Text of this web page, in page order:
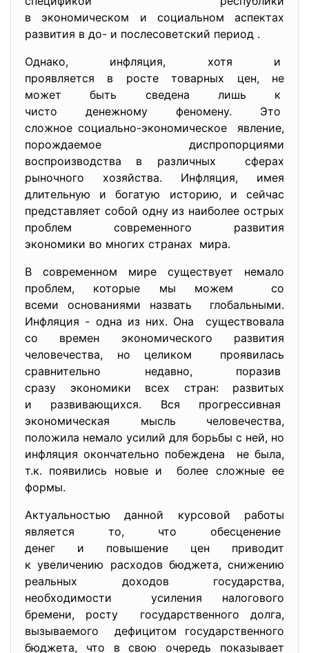
в экономическом и социальном аспектах
развития в до- и послесоветский период .
Однако, инфляция, хотя и
проявляется в росте товарных цен, не
может быть сведена лишь к
чисто денежному феномену. Это
сложное социально-экономическое явление,
порождаемое диспропорциями
воспроизводства в различных сферах
рыночного хозяйства. Инфляция, имея
длительную и богатую историю, и сейчас
представляет собой одну из наиболее острых
проблем современного развития
экономики во многих странах мира.
В современном мире существует немало
проблем, которые мы можем со
всеми основаниями назвать глобальными.
Инфляция - одна из них. Она существовала
со времен экономического развития
человечества, но целиком проявилась
сравнительно недавно, поразив
сразу экономики всех стран: развитых
и развивающихся. Вся прогрессивная
экономическая мысль человечества,
положила немало усилий для борьбы с ней, но
инфляция окончательно побеждена не была,
т.к. появились новые и более сложные ее
формы.
Актуальностью данной курсовой работы
является то, что обесценение
денег и повышение цен приводит
к увеличению расходов бюджета, снижению
реальных доходов государства,
необходимости усиления налогового
бремени, росту государственного долга,
вызываемого дефицитом государственного
бюджета, что в свою очередь показывает